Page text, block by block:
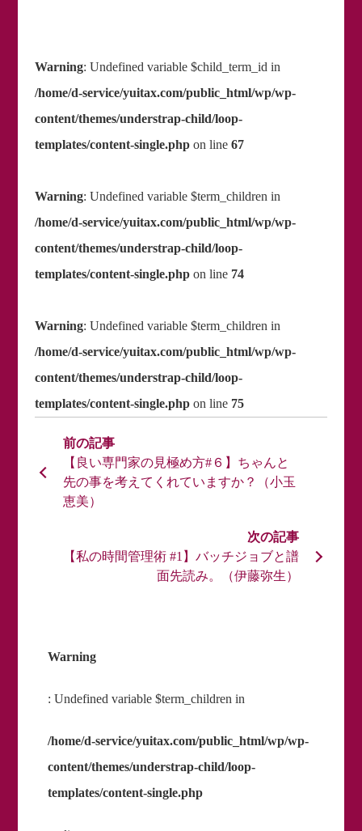
Warning: Undefined variable $child_term_id in
/home/d-service/yuitax.com/public_html/wp/wp-
content/themes/understrap-child/loop-
templates/content-single.phpon line 67
Warning: Undefined variable $term_children in
/home/d-service/yuitax.com/public_html/wp/wp-
content/themes/understrap-child/loop-
templates/content-single.phpon line 74
Warning: Undefined variable $term_children in
/home/d-service/yuitax.com/public_html/wp/wp-
content/themes/understrap-child/loop-
templates/content-single.phpon line 75
【良い専門家の見極め方#６】ちゃんと
先の事を考えてくれていますか？（小玉
恵美）
Warning
: Undefined variable $term_children in
/home/d-service/yuitax.com/public_html/wp/wp-
content/themes/understrap-child/loop-
templates/content-single.php
【私の時間管理術 #1】バッチジョブと譜
面先読み。（伊藤弥生）